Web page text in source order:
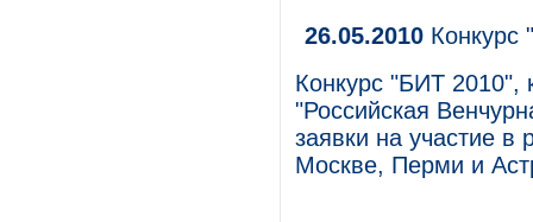
26.05.2010 Конкурс
Конкурс "БИТ 2010",
"Российская
заявки на участие в
Москве, Перми и